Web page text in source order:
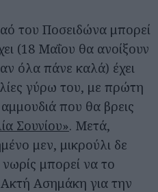
του Ποσειδώνα μπορεί
(18 Μαΐου θα ανοίξουν
όλα πάνε καλά) έχει
γύρω του, με πρώτη
που θα βρεις
Σουνίου». Μετά,
μεν, μικρούλι δε
μπορεί να το
Ασημάκη για την